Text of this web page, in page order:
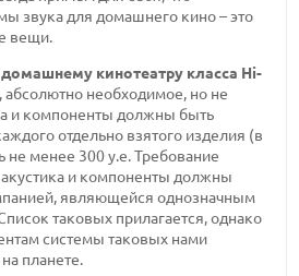
звука для домашнего кино – это
вещи.
кинотеатру класса Hi-
абсолютно необходимое, но не
и компоненты должны быть
отдельно взятого изделия (в
не менее 300 у.е. Требование
акустика и компоненты должны
являющейся однозначным
таковых прилагается, однако
системы таковых нами
планете.